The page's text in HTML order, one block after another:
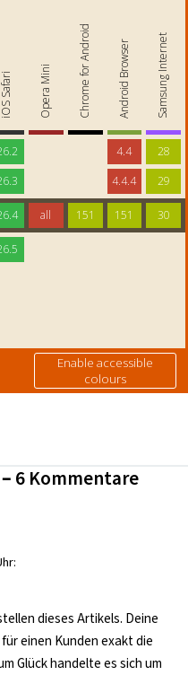
6 Kommentare
dieses Artikels. Deine
einen Kunden exakt die
Glück handelte es sich um